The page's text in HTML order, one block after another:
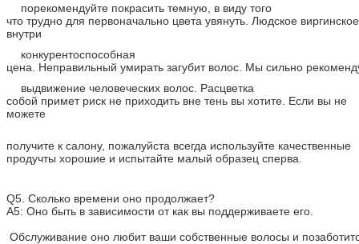
порекомендуйте покрасить темную, в виду того
что трудно для первоначально цвета увянуть. Людское
внутри
конкурентоспособная
цена. Неправильный умирать загубит волос. Мы сильно
выдвижение человеческих волос. Расцветка
собой примет риск не приходить вне тень вы хотите. Если вы не
можете
получите к салону, пожалуйста всегда используйте качественные
продучты хорошие и испытайте малый образец сперва.
Q5. Сколько времени оно продолжает?
A5: Оно быть в зависимости от как вы поддерживаете его.
Обслуживание оно любит ваши собственные волосы и